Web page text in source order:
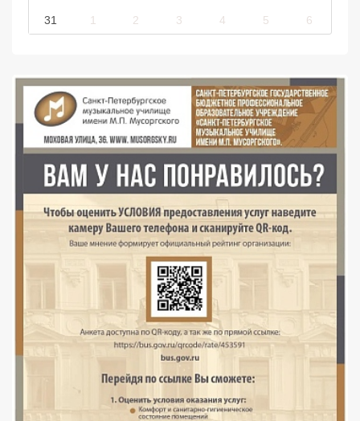
31 1 2 3 4 5 6